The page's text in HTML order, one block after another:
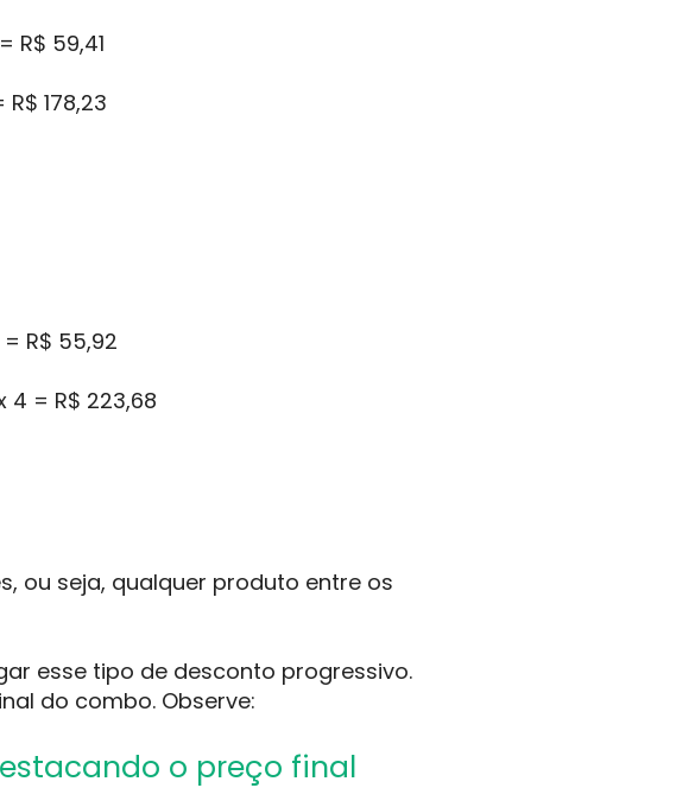
R$ 59,41
R$ 178,23
R$ 55,92
4 = R$ 223,68
ou seja, qualquer produto entre os
esse tipo de desconto progressivo.
do combo. Observe:
o preço final